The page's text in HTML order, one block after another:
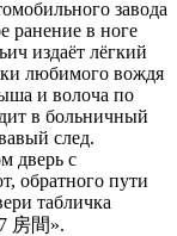
завода
ранение в ноге
издаёт лёгкий
любимого вождя
и волоча по
в больничный
след.
дверь с
обратного пути
табличка
房間».